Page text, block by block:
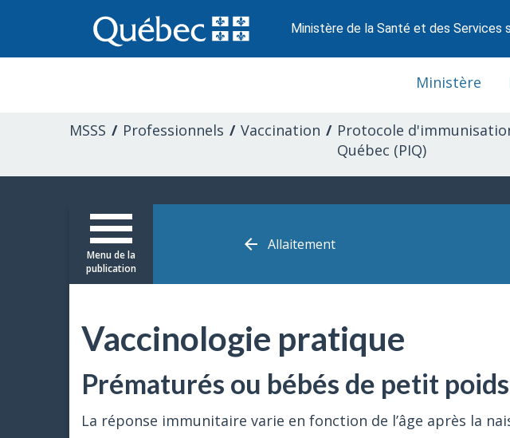
au
contenu
Ministère de la Santé et des Services
professionnels
Ministère
MSSS Professionnels Vaccination
Protocole
Québec (PIQ)
Menu de la
publication
Allaitement
Vaccinologie pratique
Prématurés ou bébés de petit
La réponse immunitaire varie en fonction de l’âge après la